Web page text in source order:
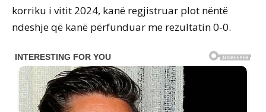
korriku i vitit 2024, kanë regjistruar plot nëntë
ndeshje që kanë përfunduar me rezultatin 0-0.